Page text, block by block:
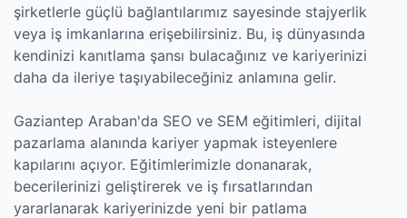
şirketlerle güçlü bağlantılarımız sayesinde stajyerlik
veya iş imkanlarına erişebilirsiniz. Bu, iş dünyasında
kendinizi kanıtlama şansı bulacağınız ve kariyerinizi
daha da ileriye taşıyabileceğiniz anlamına gelir.
Gaziantep Araban'da SEO ve SEM eğitimleri, dijital
pazarlama alanında kariyer yapmak isteyenlere
kapılarını açıyor. Eğitimlerimizle donanarak,
becerilerinizi geliştirerek ve iş fırsatlarından
yararlanarak kariyerinizde yeni bir patlama